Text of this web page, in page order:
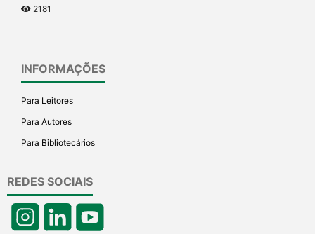
2181
INFORMAÇÕES
Para Leitores
Para Autores
Para Bibliotecários
REDES SOCIAIS